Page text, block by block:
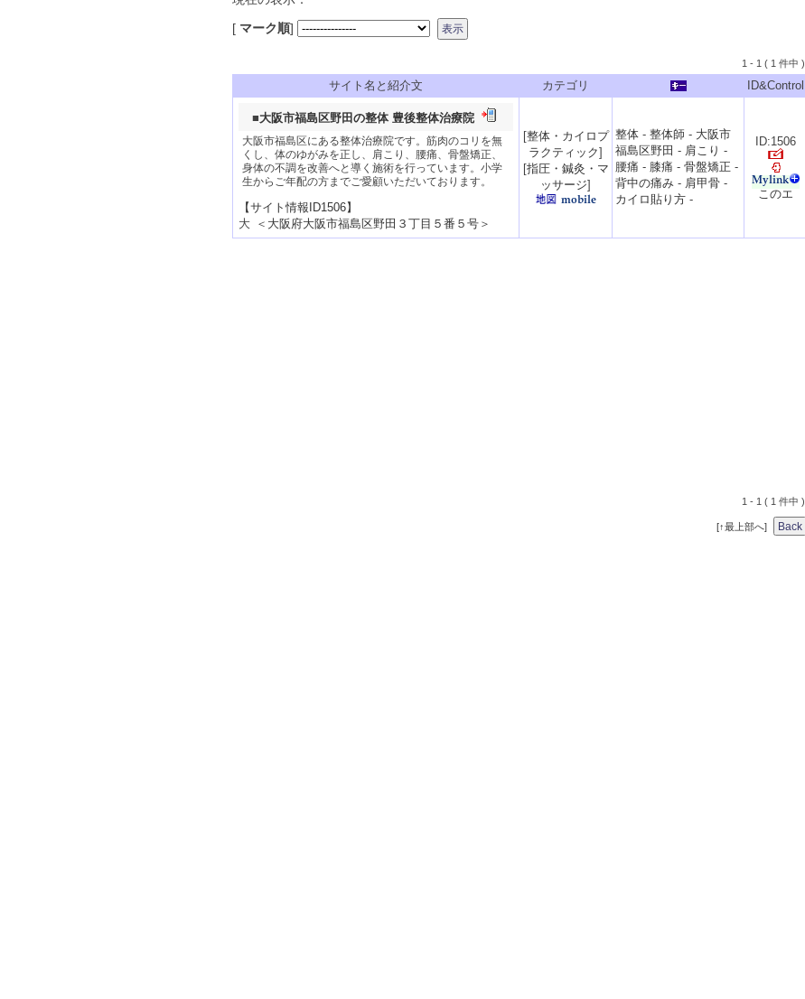
[ マーク順]
1 - 1 ( 1 件中 )
サイト名と紹介文 カテゴリ ID&Control
■大阪市福島区野田の整体 豊後整体治療院
大阪市福島区にある整体治療院です。筋肉のコリを無
くし、体のゆがみを正し、肩こり、腰痛、骨盤矯正、
身体の不調を改善へと導く施術を行っています。小学
生からご年配の方までご愛顧いただいております。
【サイト情報ID1506】
＜ 大阪府大阪市福島区野田３丁目５番５号 ＞
[整体・カイロプ
ラクティック]
[指圧・鍼灸・マ
ッサージ]
整体 - 整体師 - 大阪市
福島区野田 - 肩こり -
腰痛 - 膝痛 - 骨盤矯正 -
背中の痛み - 肩甲骨 -
カイロ貼り方 -
ID:1506
1 - 1 ( 1 件中 )
[↑最上部へ]